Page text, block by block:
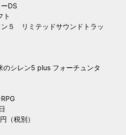
DS
ト
５ リミテッドサウンドトラッ
のシレン5 plus フォーチュンタ
（税別）